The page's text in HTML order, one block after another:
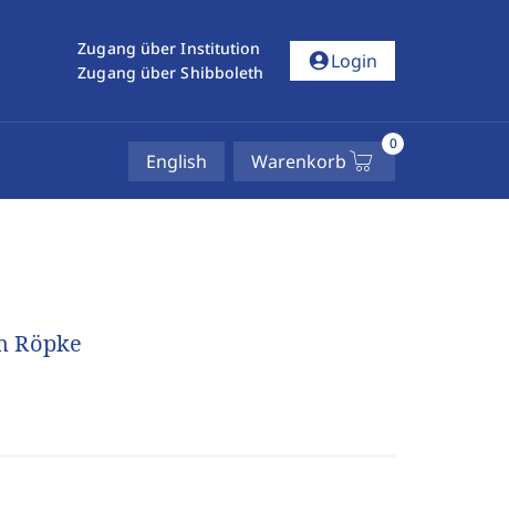
Zugang über Institution
Zugang über Shibboleth
account_circleLogin
English Warenkorb
0
Röpke